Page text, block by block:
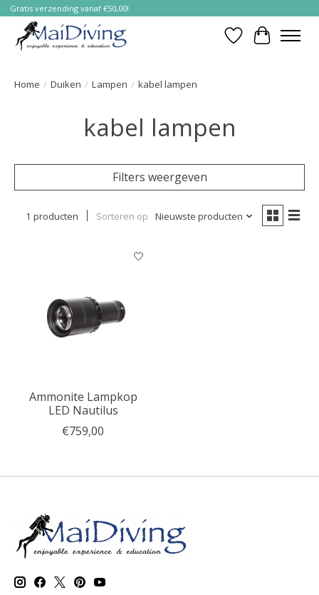
Gratis verzending vanaf €50,00!
Verlanglijst
Home / Duiken / Lampen / kabel lampen
kabel lampen
Filters weergeven
1 producten Sorteren op Nieuwste producten
Ammonite Lampkop
LED Nautilus
€759,00